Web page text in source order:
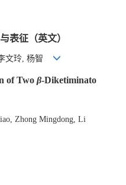
表征（英文）
文玲, 杨智
of Two β-Diketiminato
Zhong Mingdong, Li